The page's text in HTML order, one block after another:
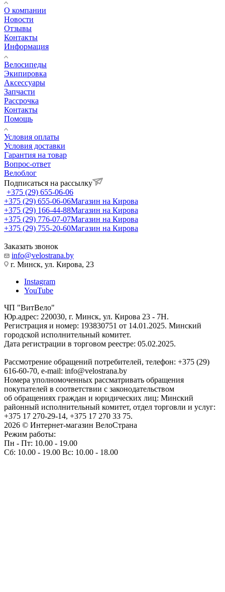
О компании
Новости
Отзывы
Контакты
Информация
Велосипеды
Экипировка
Аксессуары
Запчасти
Рассрочка
Контакты
Помощь
Условия оплаты
Условия доставки
Гарантия на товар
Вопрос-ответ
Велоблог
Подписаться на рассылку
+375 (29) 655-06-06
+375 (29) 655-06-06Магазин на Кирова
+375 (29) 166-44-88Магазин на Кирова
+375 (29) 776-07-07Магазин на Кирова
+375 (29) 755-20-60Магазин на Кирова
Заказать звонок
info@velostrana.by
г. Минск, ул. Кирова, 23
Instagram
YouTube
ЧП "ВитВело"
Юр.адрес: 220030, г. Минск, ул. Кирова 23 - 7Н.
Регистрация и номер: 193830751 от 14.01.2025. Минский
городской исполнительный комитет.
Дата регистрации в торговом реестре: 05.02.2025.
Рассмотрение обращений потребителей, телефон: +375 (29)
616-60-70, e-mail: info@velostrana.by
Номера уполномоченных рассматривать обращения
покупателей в соответствии с законодательством
об обращениях граждан и юридических лиц: Минский
районный исполнительный комитет, отдел торговли и услуг:
+375 17 270-29-14, +375 17 270 33 75.
2026 © Интернет-магазин ВелоСтрана
Режим работы:
Пн - Пт: 10.00 - 19.00
Сб: 10.00 - 19.00 Вс: 10.00 - 18.00